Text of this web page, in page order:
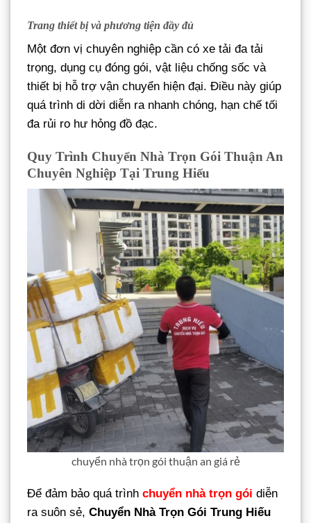
Trang thiết bị và phương tiện đầy đủ
Một đơn vị chuyên nghiệp cần có xe tải đa tải
trọng, dụng cụ đóng gói, vật liệu chống sốc và
thiết bị hỗ trợ vận chuyển hiện đại. Điều này giúp
quá trình di dời diễn ra nhanh chóng, hạn chế tối
đa rủi ro hư hỏng đồ đạc.
Quy Trình Chuyển Nhà Trọn Gói Thuận An
Chuyên Nghiệp Tại Trung Hiếu
chuyển nhà trọn gói thuận an giá rẻ
Để đảm bảo quá trình chuyển nhà trọn gói diễn
ra suôn sẻ, Chuyển Nhà Trọn Gói Trung Hiếu